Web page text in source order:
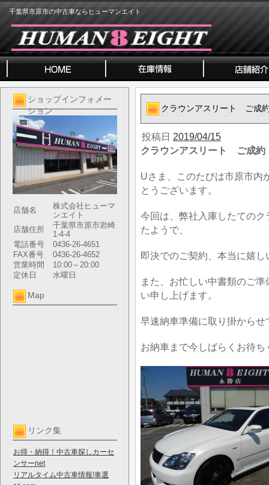
千葉県市原市の中古車ならヒューマンエイト
ショップインフォメー
ション
店舗名
株式会社ヒューマ
ンエイト
店舗住所
千葉県市原市岩崎
1-4-4
電話番号
0436-26-4651
FAX番号
0436-26-4652
営業時間
10:00～20:00
定休日
水曜日
Map
リンク集
お得・納得！中古車探しカーセ
ンサーnet
リアルタイム中古車情報!車選
クラウンアスリート ご成
投稿日 2019/04/15
クラウンアスリート ご成約
Uさま、このたびは市原市内
とうございます。
今回は、弊社入庫したての
たようで、
即決でのご契約、本当に嬉し
また、お忙しい中書類のご
い申し上げます。
早速納車準備に取り掛からせ
お納車まで今しばらくお待ち